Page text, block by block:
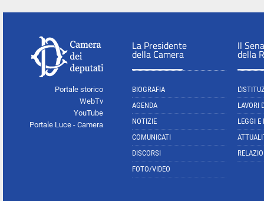
Portale storico
WebTv
YouTube
Portale Luce - Camera
La Presidente
della Camera
BIOGRAFIA
AGENDA
NOTIZIE
COMUNICATI
DISCORSI
FOTO/VIDEO
Il
della
LAVORI
LEGGI E